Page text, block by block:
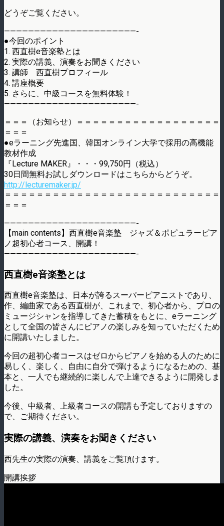
どうぞご覧ください。
——————————————————————-
●今回のポイント
1. 西直樹e音楽塾とは
2. 実際の講義、演奏をお聞きください
3. 講師 西直樹プロフィール
4. 講座概要
5. さらに、中級コースを無料体験！
——————————————————————-
＝＝＝（お知らせ）＝＝＝＝＝＝＝＝＝＝＝＝＝＝＝＝＝＝
＝＝＝
●eラーニング先進国、韓国オンライン大学で採用の高機能
教材作成
『Lecture MAKER』・・・99,750円（税込）
30日間無料お試しダウンロードはこちらからどうぞ。
http://lecturemaker.jp/
＝＝＝＝＝＝＝＝＝＝＝＝＝＝＝＝＝＝＝＝＝＝＝＝＝＝＝
＝＝＝
——————————————————————-
【main contents】西直樹e音楽塾 ジャズ＆ポピュラーピア
ノ超初心者コース、開講！
——————————————————————-
西直樹e音楽塾とは
西直樹e音楽塾は、日本が誇るスーパーピアニストであり、
作、編曲家である西直樹が、これまで、初心者から、プロの
ミュージシャンを指導してきた蓄積をもとに、eラーニング
として全国の皆さんにピアノの楽しみを知っていただくため
に開講いたしました。
今回の超初心者コースはゼロからピアノを始める人のために
易しく、楽しく、自由に自分で弾けるようになるための、基
本と、一人でも継続的に楽しんで上達できるように開発しま
した。
今後、中級者、上級者コースの開講も予定しておりますの
で、ご期待ください。
実際の講義、演奏をお聞きください
西先生の実際の演奏、講義をご覧頂けます。
開講挨拶